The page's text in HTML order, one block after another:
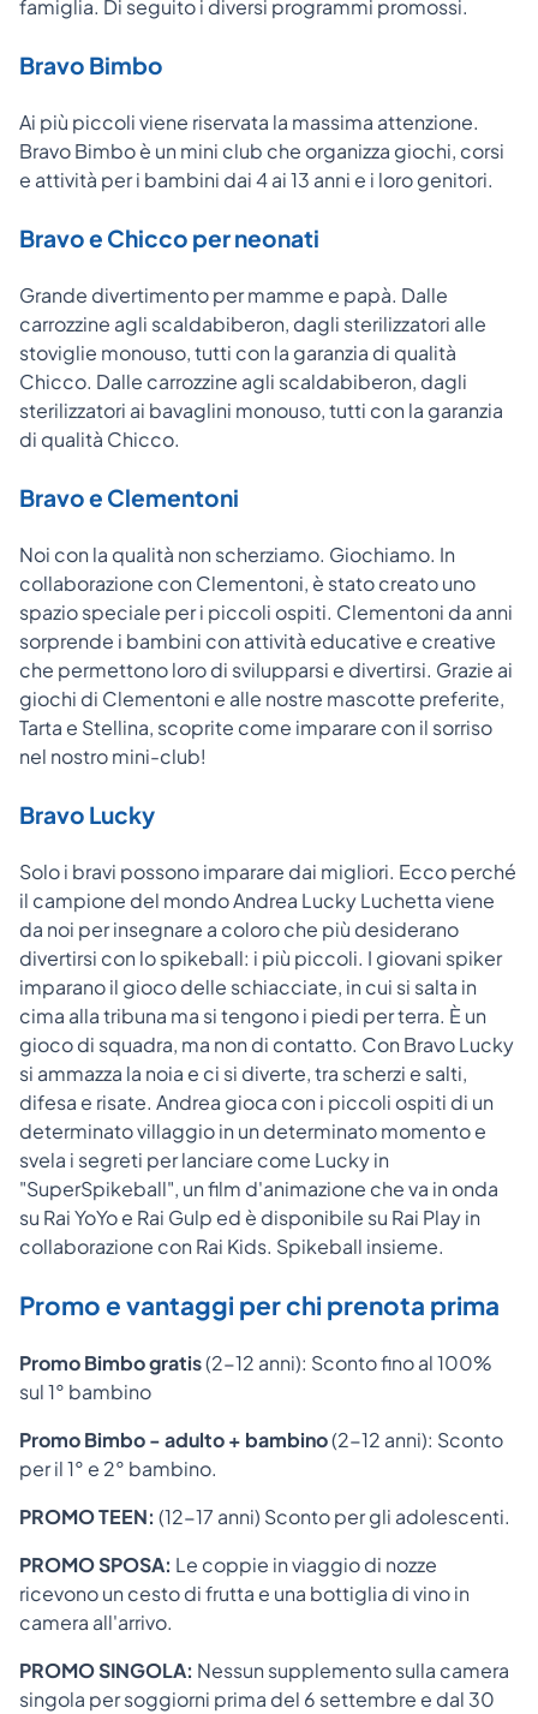
famiglia. Di seguito i diversi programmi promossi.
Bravo Bimbo
Ai più piccoli viene riservata la massima attenzione.
Bravo Bimbo è un mini club che organizza giochi, corsi
e attività per i bambini dai 4 ai 13 anni e i loro genitori.
Bravo e Chicco per neonati
Grande divertimento per mamme e papà. Dalle
carrozzine agli scaldabiberon, dagli sterilizzatori alle
stoviglie monouso, tutti con la garanzia di qualità
Chicco. Dalle carrozzine agli scaldabiberon, dagli
sterilizzatori ai bavaglini monouso, tutti con la garanzia
di qualità Chicco.
Bravo e Clementoni
Noi con la qualità non scherziamo. Giochiamo. In
collaborazione con Clementoni, è stato creato uno
spazio speciale per i piccoli ospiti. Clementoni da anni
sorprende i bambini con attività educative e creative
che permettono loro di svilupparsi e divertirsi. Grazie ai
giochi di Clementoni e alle nostre mascotte preferite,
Tarta e Stellina, scoprite come imparare con il sorriso
nel nostro mini-club!
Bravo Lucky
Solo i bravi possono imparare dai migliori. Ecco perché
il campione del mondo Andrea Lucky Luchetta viene
da noi per insegnare a coloro che più desiderano
divertirsi con lo spikeball: i più piccoli. I giovani spiker
imparano il gioco delle schiacciate, in cui si salta in
cima alla tribuna ma si tengono i piedi per terra. È un
gioco di squadra, ma non di contatto. Con Bravo Lucky
si ammazza la noia e ci si diverte, tra scherzi e salti,
difesa e risate. Andrea gioca con i piccoli ospiti di un
determinato villaggio in un determinato momento e
svela i segreti per lanciare come Lucky in
"SuperSpikeball", un film d'animazione che va in onda
su Rai YoYo e Rai Gulp ed è disponibile su Rai Play in
collaborazione con Rai Kids. Spikeball insieme.
Promo e vantaggi per chi prenota prima
Promo Bimbo gratis(2-12 anni): Sconto fino al 100%
sul 1° bambino
Promo Bimbo - adulto + bambino(2-12 anni): Sconto
per il 1° e 2° bambino.
PROMO TEEN: (12-17 anni) Sconto per gli adolescenti.
PROMO SPOSA: Le coppie in viaggio di nozze
ricevono un cesto di frutta e una bottiglia di vino in
camera all'arrivo.
PROMO SINGOLA: Nessun supplemento sulla camera
singola per soggiorni prima del 6 settembre e dal 30